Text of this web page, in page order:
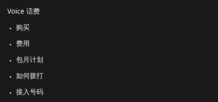
Voice 话费
购买
费用
包月计划
如何拨打
接入号码